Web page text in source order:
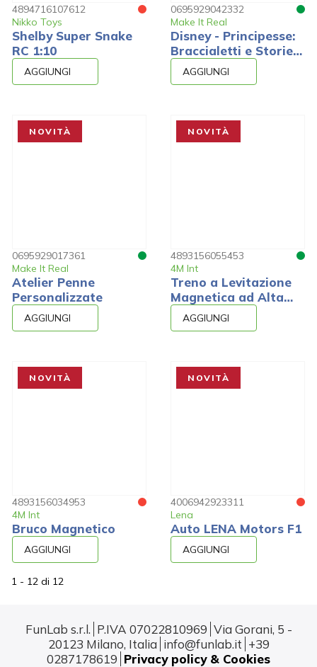
4894716107612
Nikko Toys
Shelby Super Snake
RC 1:10
AGGIUNGI
0695929042332
Make It Real
Disney - Principesse:
Braccialetti e Storie
con Adesivi
AGGIUNGI
NOVITÀ
0695929017361
Make It Real
Atelier Penne
Personalizzate
AGGIUNGI
NOVITÀ
4893156055453
4M Int
Treno a Levitazione
Magnetica ad Alta
Velocità
AGGIUNGI
NOVITÀ
4893156034953
4M Int
Bruco Magnetico
AGGIUNGI
NOVITÀ
4006942923311
Lena
Auto LENA Motors F1
AGGIUNGI
1 - 12 di 12
FunLab s.r.l. P.IVA 07022810969 Via Gorani, 5 -
20123 Milano, Italia info@funlab.it +39
0287178619 Privacy policy & Cookies